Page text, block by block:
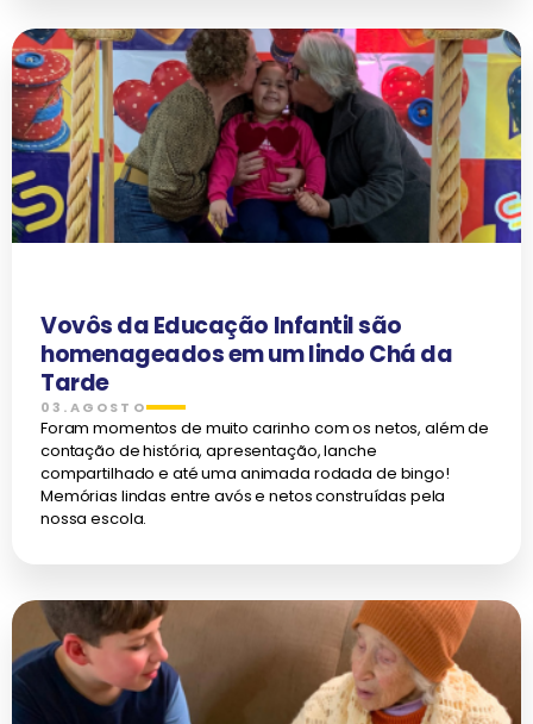
Vovôs da Educação Infantil são
homenageados em um lindo Chá da
Tarde
03.AGOSTO
Foram momentos de muito carinho com os netos, além de
contação de história, apresentação, lanche
compartilhado e até uma animada rodada de bingo!
Memórias lindas entre avós e netos construídas pela
nossa escola.